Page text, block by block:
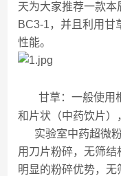
天为大家推荐一款
BC3-1，并且利用甘
性能。
甘草：一般使用
和片状（中药饮片）
实验室中药超微粉
用刀片粉碎，无筛
明显的粉碎优势，